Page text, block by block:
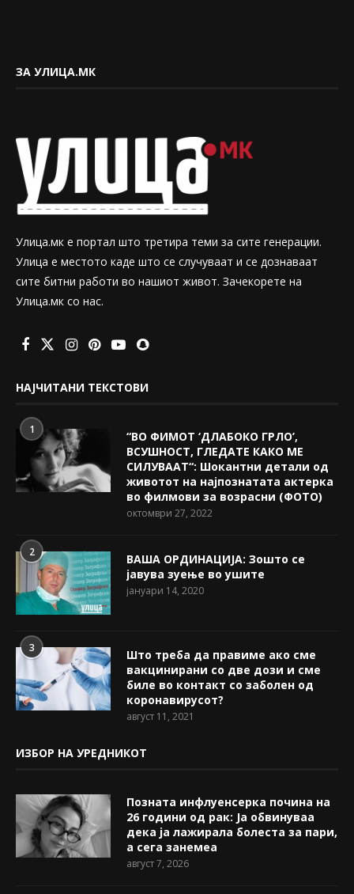
ЗА УЛИЦА.МК
Улица.мк е портал што третира теми за сите генерации.
Улица е местото каде што се случуваат и се дознаваат
сите битни работи во нашиот живот. Зачекорете на
Улица.мк со нас.
НАЈЧИТАНИ ТЕКСТОВИ
1
“ВО ФИМОТ ‘ДЛАБОКО ГРЛО’,
ВСУШНОСТ, ГЛЕДАТЕ КАКО МЕ
СИЛУВААТ“: Шокантни детали од
животот на најпознатата актерка
во филмови за возрасни (ФОТО)
октомври 27, 2022
2
ВАША ОРДИНАЦИЈА: Зошто се
јавува зуење во ушите
јануари 14, 2020
3
Што треба да правиме ако сме
вакцинирани со две дози и сме
биле во контакт со заболен од
коронавирусот?
август 11, 2021
ИЗБОР НА УРЕДНИКОТ
Позната инфлуенсерка почина на
26 години од рак: Ја обвинуваа
дека ја лажирала болеста за пари,
а сега занемеа
август 7, 2026